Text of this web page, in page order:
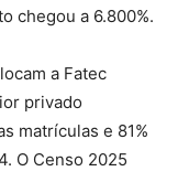
chegou a 6.800%.
a Fatec
privado
matrículas e 81%
O Censo 2025